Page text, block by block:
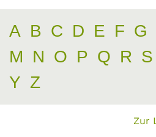
A B C D E F G
M
N O P Q R S
Y Z
Zur